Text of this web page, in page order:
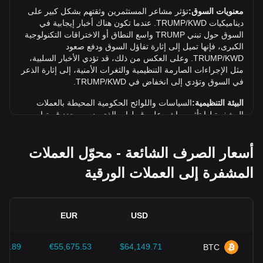
TRUMP (TRUMP) بمقدار {7dPricech}. على مدار الشهر
الماضي، انخفض سعر صرف OFFICIAL TRUMP (TRUMP)
بمقدار 8.57% مقابل الدينار الكويتي (KWD).
معنويات السوق:تؤثر مشاعر المستثمرين وثقتهم بشكل كبير على
ديناميكيات TRUMP/KWD. عندما تكون هناك أخبار إيجابية في
السوق حول تبني TRUMP واسع النطاق أو الاختراقات التكنولوجية
الكبرى، فإنها تميل إلى إثارة تفاؤل السوق ودفع صعود
TRUMP/KWD. وعلى العكس من ذلك، قد تؤدي الأخبار السلبية،
مثل الإجراءات الصارمة التنظيمية والثغرات الأمنية، إلى إثارة الذعر
في السوق وتؤدي إلى انخفاض في TRUMP/KWD.
البيئة التنظيمية:السياسات واللوائح الحكومية المحيطة بالعملات
المشفرة لها تأثير مباشر على قبولها، والذي بدوره يحدد قيمتها
وتزيد قيمتها. وعلى العكس من ذلك، قد تعيق السياسات التنظيمية
الغامضة أو الصارمة للغاية تطوير العملات المشفرة وتتسبب في
انخفاض قيمتها.
ومؤشرات النمو الاقتصادي الرئيسية - دورًا مهمًا في تحديد قيمة
TRUMP/KWD. على سبيل المثال، قد تؤدي معدلات التضخم
المرتفعة إلى انخفاض ثقة السوق بالعملات الورقية، وبالتالي زيادة
أسعار الصرف الشائعة - محوّل العملات
المشفرة إلى العملات الورقية
USD
EUR
BTC
$64,149.71
€55,675.53